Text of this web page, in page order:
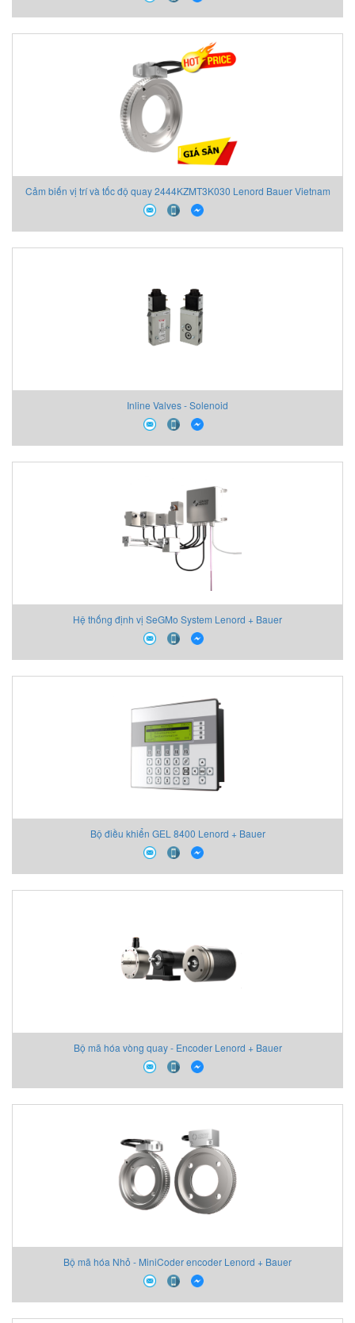
Cảm biến vị trí và tốc độ quay 2444KZMT3K030 Lenord Bauer Vietnam
Inline Valves - Solenoid
Hệ thống định vị SeGMo System Lenord + Bauer
Bộ điều khiển GEL 8400 Lenord + Bauer
Bộ mã hóa vòng quay - Encoder Lenord + Bauer
Bộ mã hóa Nhỏ - MiniCoder encoder Lenord + Bauer